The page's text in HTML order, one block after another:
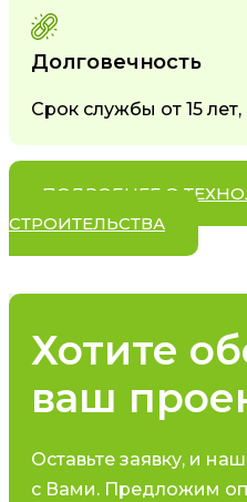
Долговечность
Срок службы от 15
ПОДРОБНЕЕ О
СТРОИТЕЛЬСТВА
Хотите
ваш
Оставьте заявку, и
с Вами. Предложим